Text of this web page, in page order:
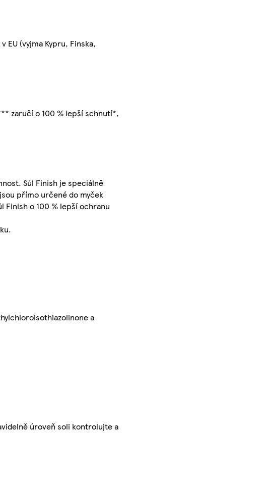
EU (vyjma Kypru, Finska,
zaručí o 100 % lepší schnutí*,
Sůl Finish je speciálně
přímo určené do myček
Finish o 100 % lepší ochranu
a
úroveň soli kontrolujte a